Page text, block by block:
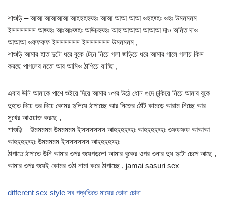
শাশুড়ি – আআ আআআআ আহহহহহ্হঃ আআ আআ আআ ওহহহ্হঃ ওহঃ উমমমমম
ইসসসসসস আহ্হ্হঃ আঃআঃহ্হ্হঃ আউচহহ্হঃ আহাআআআ আআআ দাও অমিত দাও
আআআ ওফফফফ ইসসসসসস ইসসসসসস উমমমমম ,
শাশুড়ি আমার হাত দুটো ধরে বুকে টেনে নিয়ে গলা জড়িয়ে ধরে আমার গালে গলায় কিস
করছে পাগলের মতো আর আমিও ঠাপিয়ে যাচ্ছি ,
এবার উনি আমাকে পাশে শুইয়ে দিয়ে আমার ওপর উঠে ধোন গুদে ঢুকিয়ে নিয়ে আমার বুকে
দুহাত দিয়ে ভর দিয়ে কোমর দুলিয়ে ঠাপাচ্ছে আর নিজের ঠোঁট কামড়ে আরাম নিচ্ছে আর
সুখের আওয়াজ করছে ,
শাশুড়ি – উমমমমম উমমমমম ইসসসসসস আহহহহহ্হঃ আহহহহহ্হঃ ওফফফফ আআআ
আহহহহহ্হঃ উমমমমম ইসসসসসস আহহহহহ্হঃ
ঠাপাতে ঠাপাতে উনি আমার ওপর শুয়েপড়লো আমার বুকের ওপর ওনার দুধ দুটো চেপে আছে ,
আমার ওপর শুয়েই কোমর ওঠা নামা করে ঠাপাচ্ছে , jamai sasuri sex
different sex style সব পদ্ধতিতে মায়ের ভোদা চোদা